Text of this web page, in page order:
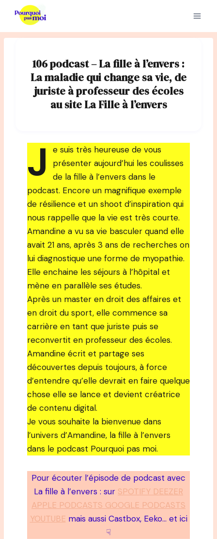
contenu
106 podcast – La fille à l’envers :
La maladie qui change sa vie, de
juriste à professeur des écoles
au site La Fille à l’envers
J
e suis très heureuse de vous
présenter aujourd’hui les coulisses
de la fille à l’envers dans le
podcast. Encore un magnifique exemple
de résilience et un shoot d’inspiration qui
nous rappelle que la vie est très courte.
Amandine a vu sa vie basculer quand elle
avait 21 ans, après 3 ans de recherches on
lui diagnostique une forme de myopathie.
Elle enchaine les séjours à l’hôpital et
mène en parallèle ses études.
Après un master en droit des affaires et
en droit du sport, elle commence sa
carrière en tant que juriste puis se
reconvertit en professeur des écoles.
Amandine écrit et partage ses
découvertes depuis toujours, à force
d’entendre qu’elle devrait en faire quelque
chose elle se lance et devient créatrice
de contenu digital.
Je vous souhaite la bienvenue dans
l’univers d’Amandine, la fille à l’envers
dans le podcast Pourquoi pas moi.
Pour écouter l’épisode de podcast avec
La fille à l’envers : sur SPOTIFY DEEZER
APPLE PODCASTS GOOGLE PODCASTS
YOUTUBE mais aussi Castbox, Eeko… et ici
☟